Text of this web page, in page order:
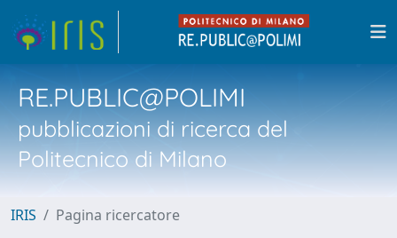
RE.PUBLIC@POLIMI
pubblicazioni di ricerca del
Politecnico di Milano
IRIS Pagina ricercatore